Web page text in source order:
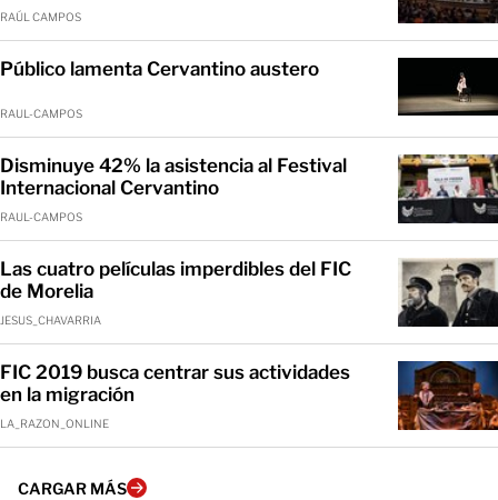
RAÚL CAMPOS
Público lamenta Cervantino austero
RAUL-CAMPOS
Disminuye 42% la asistencia al Festival
Internacional Cervantino
RAUL-CAMPOS
Las cuatro películas imperdibles del FIC
de Morelia
JESUS_CHAVARRIA
FIC 2019 busca centrar sus actividades
en la migración
LA_RAZON_ONLINE
CARGAR MÁS